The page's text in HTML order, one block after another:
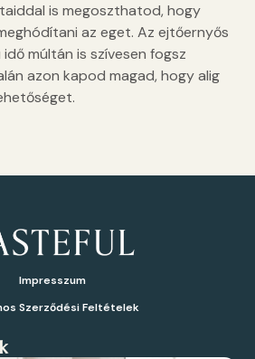
is megoszthatod, hogy
az eget. Az ejtőernyős
múltán is szívesen fogsz
azon kapod magad, hogy alig
Impresszum
Szerződési Feltételek